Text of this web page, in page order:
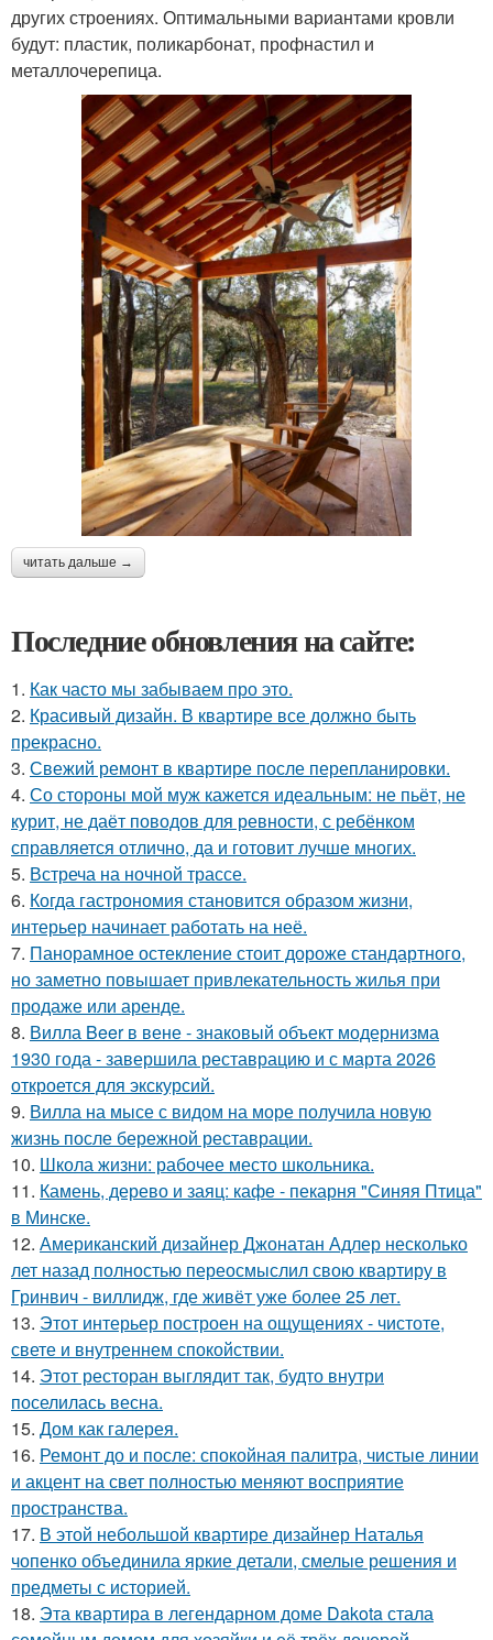
других строениях. Оптимальными вариантами кровли
будут: пластик, поликарбонат, профнастил и
металлочерепица.
читать дальше →
Последние обновления на сайте:
1. Как часто мы забываем про это.
2. Красивый дизайн. В квартире все должно быть
прекрасно.
3. Свежий ремонт в квартире после перепланировки.
4. Со стороны мой муж кажется идеальным: не пьёт, не
курит, не даёт поводов для ревности, с ребёнком
справляется отлично, да и готовит лучше многих.
5. Встреча на ночной трассе.
6. Когда гастрономия становится образом жизни,
интерьер начинает работать на неё.
7. Панорамное остекление стоит дороже стандартного,
но заметно повышает привлекательность жилья при
продаже или аренде.
8. Вилла Beer в вене - знаковый объект модернизма
1930 года - завершила реставрацию и с марта 2026
откроется для экскурсий.
9. Вилла на мысе с видом на море получила новую
жизнь после бережной реставрации.
10. Школа жизни: рабочее место школьника.
11. Камень, дерево и заяц: кафе - пекарня "Синяя Птица"
в Минске.
12. Американский дизайнер Джонатан Адлер несколько
лет назад полностью переосмыслил свою квартиру в
Гринвич - виллидж, где живёт уже более 25 лет.
13. Этот интерьер построен на ощущениях - чистоте,
свете и внутреннем спокойствии.
14. Этот ресторан выглядит так, будто внутри
поселилась весна.
15. Дом как галерея.
16. Ремонт до и после: спокойная палитра, чистые линии
и акцент на свет полностью меняют восприятие
пространства.
17. В этой небольшой квартире дизайнер Наталья
чопенко объединила яркие детали, смелые решения и
предметы с историей.
18. Эта квартира в легендарном доме Dakota стала